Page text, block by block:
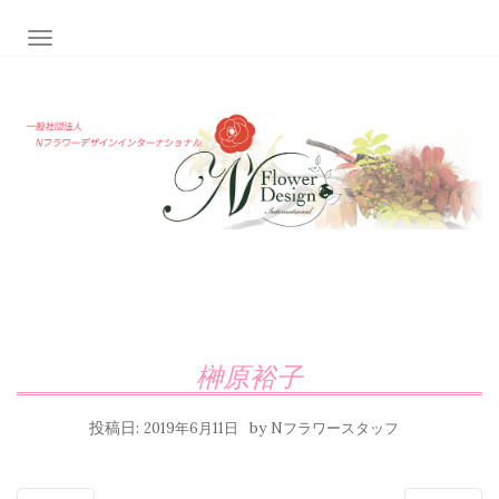
ナビゲーション切り替え
榊原裕子
投稿日: 2019年6月11日 by Nフラワースタッフ